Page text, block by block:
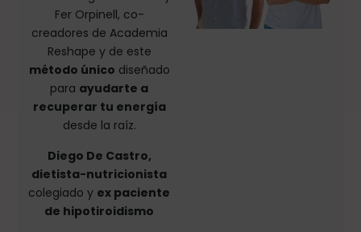
Fer Orpinell, co-
creadores de Academia
Reshape y de este
método único diseñado
para ayudarte a
recuperar tu energía
desde la raíz.
Diego De Castro,
dietista-nutricionista
colegiado y ex paciente
de hipotiroidismo